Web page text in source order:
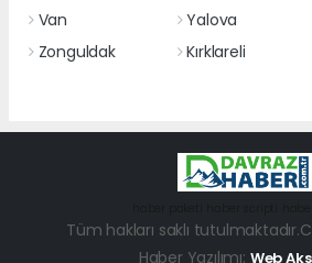
Van
Yalova
Zonguldak
Kırklareli
Tüm hakları saklı
Haber Yazılımı: Web